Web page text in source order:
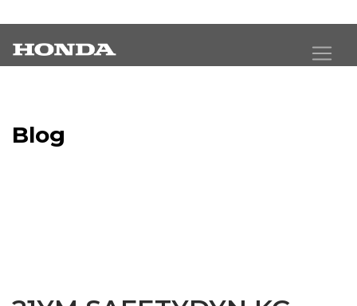
Blog